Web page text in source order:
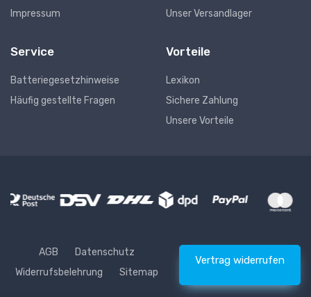
Impressum
Unser Versandlager
Service
Batteriegesetzhinweise
Häufig gestellte Fragen
Vorteile
Lexikon
Sichere Zahlung
Unsere Vorteile
AGB
Datenschutz
Widerrufsbelehrung
Sitemap
Vertrag widerrufen